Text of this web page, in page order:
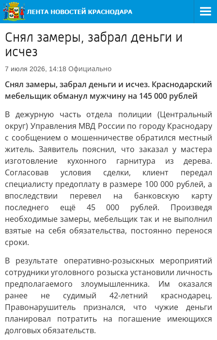
Снял замеры, забрал деньги и
исчез
7 июля 2026, 14:18 Официально
Снял замеры, забрал деньги и исчез. Краснодарский
мебельщик обманул мужчину на 145 000 рублей
В дежурную часть отдела полиции (Центральный
округ) Управления МВД России по городу Краснодару
с сообщением о мошенничестве обратился местный
житель. Заявитель пояснил, что заказал у мастера
изготовление кухонного гарнитура из дерева.
Согласовав условия сделки, клиент передал
специалисту предоплату в размере 100 000 рублей, а
впоследствии перевел на банковскую карту
последнего ещё 45 000 рублей. Произведя
необходимые замеры, мебельщик так и не выполнил
взятые на себя обязательства, постоянно перенося
сроки.
В результате оперативно-розыскных мероприятий
сотрудники уголовного розыска установили личность
предполагаемого злоумышленника. Им оказался
ранее не судимый 42-летний краснодарец.
Правонарушитель признался, что чужие деньги
планировал потратить на погашение имеющихся
долговых обязательств.